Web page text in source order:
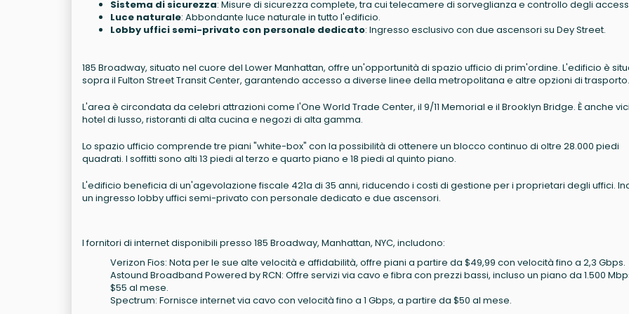
Sistema di sicurezza: Misure di sicurezza complete, tra cui telecamere di sorveglianza e controllo degli
Luce naturale: Abbondante luce naturale in tutto l'edificio.
Lobby uffici semi-privato con personale dedicato: Ingresso esclusivo con due ascensori su Dey Street.
185 Broadway, situato nel cuore del Lower Manhattan, offre un'opportunità di spazio ufficio di prim'ordine. L'edificio è
sopra il Fulton Street Transit Center, garantendo accesso a diverse linee della metropolitana e altre opzioni di trasporto.
L'area è circondata da celebri attrazioni come l'One World Trade Center, il 9/11 Memorial e il Brooklyn Bridge. È anche
hotel di lusso, ristoranti di alta cucina e negozi di alta gamma.
Lo spazio ufficio comprende tre piani "white-box" con la possibilità di ottenere un blocco continuo di oltre 28.000 piedi
quadrati. I soffitti sono alti 13 piedi al terzo e quarto piano e 18 piedi al quinto piano.
L'edificio beneficia di un'agevolazione fiscale 421a di 35 anni, riducendo i costi di gestione per i proprietari degli uffici.
un ingresso lobby uffici semi-privato con personale dedicato e due ascensori.
I fornitori di internet disponibili presso 185 Broadway, Manhattan, NYC, includono:
Verizon Fios: Nota per le sue alte velocità e affidabilità, offre piani a partire da $49,99 con velocità fino a 2,3 Gbps.
Astound Broadband Powered by RCN: Offre servizi via cavo e fibra con prezzi bassi, incluso un piano da 1.500
$55 al mese.
Spectrum: Fornisce internet via cavo con velocità fino a 1 Gbps, a partire da $50 al mese.